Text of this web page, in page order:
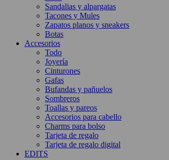
Sandalias y alpargatas
Tacones y Mules
Zapatos planos y sneakers
Botas
Accesorios
Todo
Joyería
Cinturones
Gafas
Bufandas y pañuelos
Sombreros
Toallas y pareos
Accesorios para cabello
Charms para bolso
Tarjeta de regalo
Tarjeta de regalo digital
EDITS